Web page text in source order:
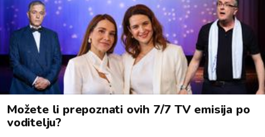
Možete li prepoznati ovih 7/7 TV emisija po
voditelju?